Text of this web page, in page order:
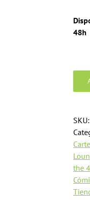
48h
Chibi
SKU:
the